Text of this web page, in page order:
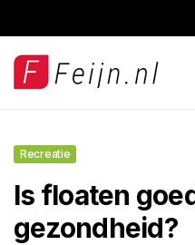
Recreatie
Is floaten
gezondheid?